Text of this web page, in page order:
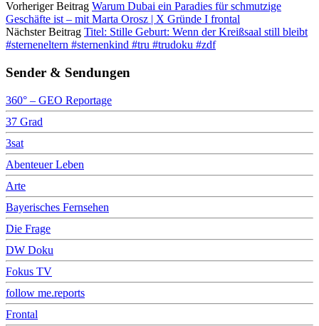
Vorheriger Beitrag Warum Dubai ein Paradies für schmutzige
Geschäfte ist – mit Marta Orosz | X Gründe I frontal
Nächster Beitrag Titel: Stille Geburt: Wenn der Kreißsaal still bleibt
#sterneneltern #sternenkind #tru #trudoku #zdf
Sender & Sendungen
360° – GEO Reportage
37 Grad
3sat
Abenteuer Leben
Arte
Bayerisches Fernsehen
Die Frage
DW Doku
Fokus TV
follow me.reports
Frontal